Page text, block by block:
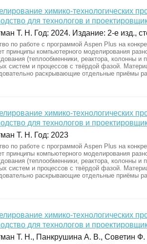
химико-технологических
для технологов и
Т. Н. Год: 2024. Издание: 2-е изд.,
по работе с программой Aspen Plus на
принципы компьютерного моделирования
(теплообменники, реактора, колонны и
систем и процессов с твёрдой фазой.
раскрывающие отдельные приёмы
химико-технологических
для технологов и
Т. Н. Год: 2023
по работе с программой Aspen Plus на
принципы компьютерного моделирования
(теплообменники, реактора, колонны и
систем и процессов с твёрдой фазой.
раскрывающие отдельные приёмы
химико-технологических
для технологов и
Т. Н., Панкрушина А. В., Советин Ф.